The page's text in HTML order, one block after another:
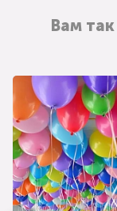
Вам